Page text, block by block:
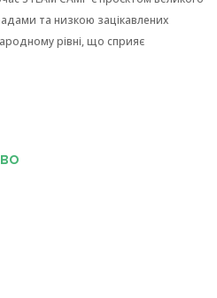
та низкою зацікавлених
рівні, що сприяє